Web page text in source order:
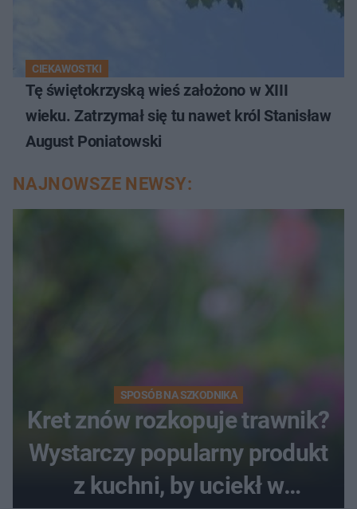
CIEKAWOSTKI
Tę świętokrzyską wieś założono w XIII
wieku. Zatrzymał się tu nawet król Stanisław
August Poniatowski
NAJNOWSZE NEWSY:
SPOSÓB NA SZKODNIKA
Kret znów rozkopuje trawnik?
Wystarczy popularny produkt
z kuchni, by uciekł w